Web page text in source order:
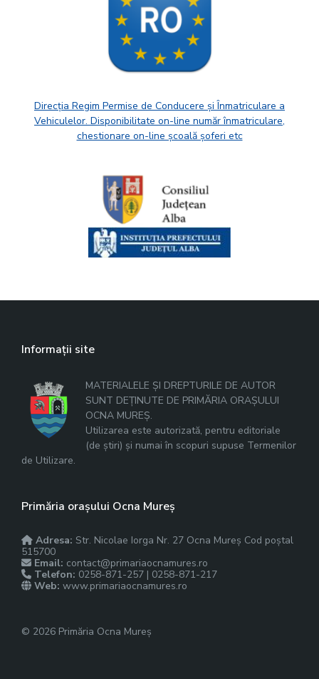
Direcția Regim Permise de Conducere și Înmatriculare a
Vehiculelor. Disponibilitate on-line număr înmatriculare,
chestionare on-line școală șoferi etc
Informații site
MATERIALELE ȘI DREPTURILE DE AUTOR
SUNT DEȚINUTE DE PRIMĂRIA ORAȘULUI
OCNA MUREȘ.
Utilizarea este autorizată, pentru editoriale
(de știri) și numai în scopuri supuse Termenilor
de Utilizare.
Primăria orașului Ocna Mureș
Adresa: Str. Nicolae Iorga Nr. 27 Ocna Mureș Cod poștal
515700
Email: contact@primariaocnamures.ro
Telefon: 0258-871-257 | 0258-871-217
Web: www.primariaocnamures.ro
© 2026 Primăria Ocna Mureș